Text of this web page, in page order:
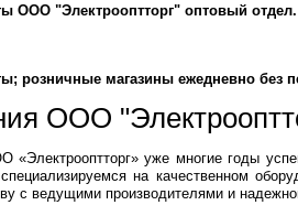
ООО "Электрооптторг" оптовый отдел.
розничные магазины ежедневно без
ООО
«Электрооптторг» уже многие годы
на качественном
с ведущими производителями и